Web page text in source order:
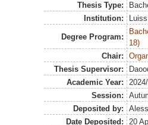
Thesis Type:
Institution:
Degree Program:
18)
Chair:
Thesis Supervisor:
Academic Year:
Session:
Deposited by:
Date Deposited:
20